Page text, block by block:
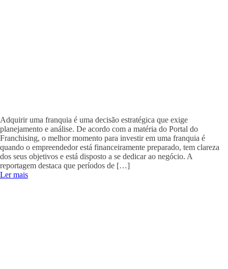
Adquirir uma franquia é uma decisão estratégica que exige
planejamento e análise. De acordo com a matéria do Portal do
Franchising, o melhor momento para investir em uma franquia é
quando o empreendedor está financeiramente preparado, tem clareza
dos seus objetivos e está disposto a se dedicar ao negócio. A
reportagem destaca que períodos de […]
Ler mais